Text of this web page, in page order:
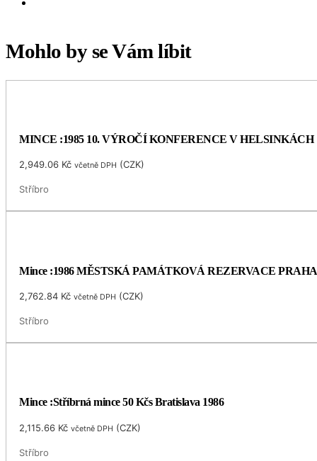
Mohlo by se Vám líbit
MINCE :1985 10. VÝROČÍ KONFERENCE V HELSINKÁCH
2,949.06 Kč včetně DPH (CZK)
Stříbro
Mince :1986 MĚSTSKÁ PAMÁTKOVÁ REZERVACE PRAHA
2,762.84 Kč včetně DPH (CZK)
Stříbro
Mince :Stříbrná mince 50 Kčs Bratislava 1986
2,115.66 Kč včetně DPH (CZK)
Stříbro